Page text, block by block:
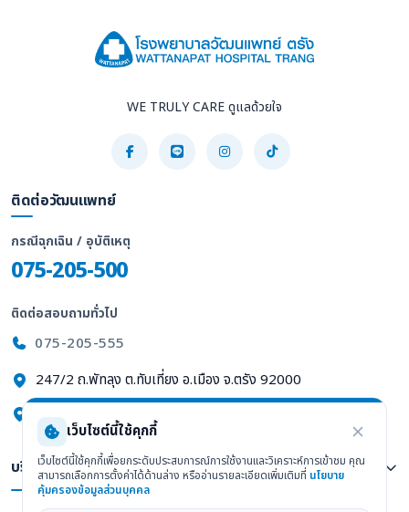
WE TRULY CARE ดูแลด้วยใจ
ติดต่อวัฒนแพทย์
กรณีฉุกเฉิน / อุบัติเหตุ
075-205-500
ติดต่อสอบถามทั่วไป
075-205-555
247/2 ถ.พัทลุง ต.ทับเที่ยง อ.เมือง จ.ตรัง 92000
ดูแผนที่ Google Maps
บริการทางการแพทย์
เว็บไซต์นี้ใช้คุกกี้
เว็บไซต์นี้ใช้คุกกี้เพื่อยกระดับประสบการณ์การใช้งานและวิเคราะห์การเข้าชม คุณ
สามารถเลือกการตั้งค่าได้ด้านล่าง หรืออ่านรายละเอียดเพิ่มเติมที่ นโยบาย
คุ้มครองข้อมูลส่วนบุคคล